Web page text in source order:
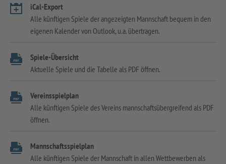
iCal-Export
Alle künftigen Spiele der angezeigten Mannschaft bequem in den
eigenen Kalender von Outlook, u.a. übertragen.
Spiele-Übersicht
Aktuelle Spiele und die Tabelle als PDF öffnen.
Vereinsspielplan
Alle künftigen Spiele des Vereins mannschaftsübergreifend als PDF
öffnen.
Mannschaftsspielplan
Alle künftigen Spiele der Mannschaft in allen Wettbewerben als